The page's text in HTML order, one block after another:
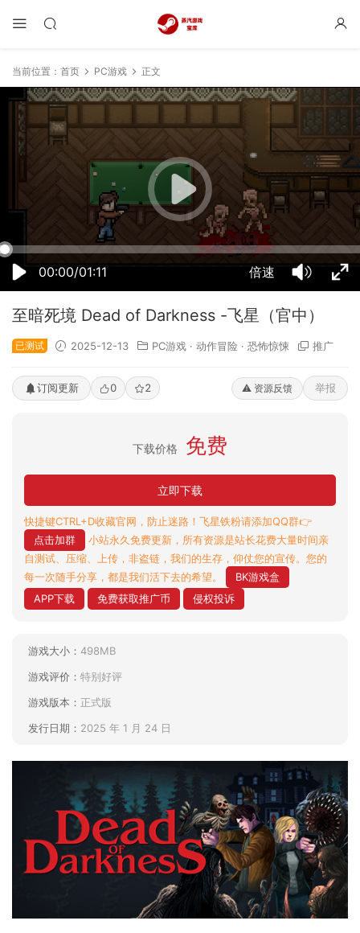
当前位置： 首页 PC游戏 正文
00:00/01:11 倍速
50% 75% 100%
至暗死境 Dead of Darkness -飞星（官中）
已测试 2025-12-13 PC游戏 · 动作冒险 · 恐怖惊悚 推广
订阅更新 0 2 ⚠️ 资源反馈 举报
下载价格 免费
立即下载
快捷键CTRL+D收藏官网，防止迷路！飞星铁粉请添加QQ群👉
点击加群
小站永久免费更新，所有资源是站长花费大量时间亲
自测试、压缩、上传，非盗链，我们的生存，仰仗您的宣传。您的
每一次随手分享，都是我们活下去的希望。
BK游戏盒
APP下载
免费获取推广币 侵权投诉
游戏大小： 498MB
游戏评价： 特别好评
游戏版本： 正式版
发行日期： 2025 年 1 月 24 日